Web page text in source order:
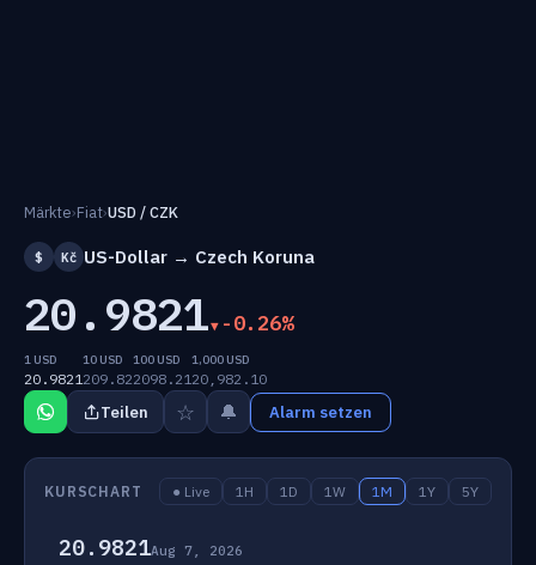
Märkte›Fiat›USD / CZK
$ Kč US-Dollar → Czech Koruna
20.9821 -0.26%
1 USD
20.9821
10 USD
209.82
100 USD
2098.21
1,000 USD
20,982.10
Teilen ☆ 🔔 Alarm setzen
KURSCHART ● Live 1H 1D 1W 1M 1Y 5Y
20.9821Aug 7, 2026